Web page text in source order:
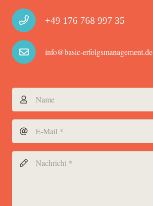
+49 176 768 997 35
info@basic-erfolgsmanagement.de